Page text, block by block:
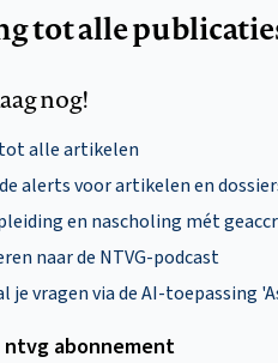
tot alle
nog!
alle artikelen
alerts voor artikelen en
en nascholing mét
naar de NTVG-podcast
je vragen via de AI-toepassing
abonnement